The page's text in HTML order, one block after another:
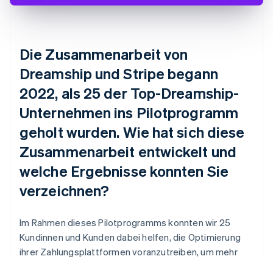
Die Zusammenarbeit von
Dreamship und Stripe begann
2022, als 25 der Top-Dreamship-
Unternehmen ins Pilotprogramm
geholt wurden. Wie hat sich diese
Zusammenarbeit entwickelt und
welche Ergebnisse konnten Sie
verzeichnen?
Im Rahmen dieses Pilotprogramms konnten wir 25
Kundinnen und Kunden dabei helfen, die Optimierung
ihrer Zahlungsplattformen voranzutreiben, um mehr